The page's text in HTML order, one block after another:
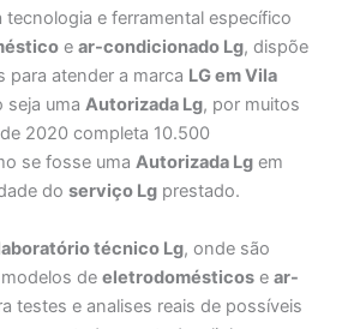
tecnologia e ferramental específico
ear-condicionado Lg, dispõe
para atender a marca LG em Vila
seja umaAutorizada Lg, por muitos
2020 completa 10.500
se fosse umaAutorizada Lg em
doserviço Lg prestado.
técnico Lg, onde são
deeletrodomésticos ear-
testes e analises reais de possíveis